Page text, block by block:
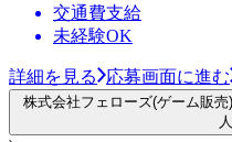
交通費支給
未経験OK
詳細を見る 応募画面に進む
株式会社フェローズ(ゲーム販